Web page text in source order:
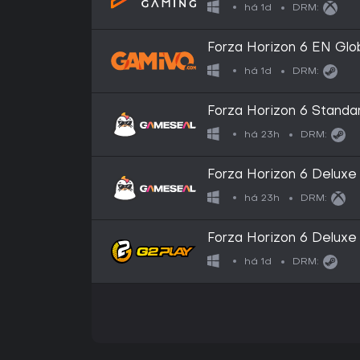
há 1d DRM:
Forza Horizon 6 EN
há 1d DRM:
Forza Horizon 6
GLOBAL
há 23h DRM:
Forza Horizon 6
Microsoft Store Key -
há 23h DRM:
Forza Horizon 6
há 1d DRM: